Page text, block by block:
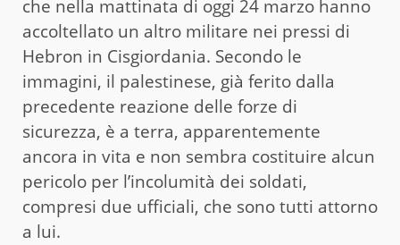
che nella mattinata di oggi 24 marzo hanno
accoltellato un altro militare nei pressi di
Hebron in Cisgiordania. Secondo le
immagini, il palestinese, già ferito dalla
precedente reazione delle forze di
sicurezza, è a terra, apparentemente
ancora in vita e non sembra costituire alcun
pericolo per l’incolumità dei soldati,
compresi due ufficiali, che sono tutti attorno
a lui.